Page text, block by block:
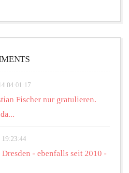
04:01:17
Fischer nur gratulieren.
19:23:44
- ebenfalls seit 2010 -